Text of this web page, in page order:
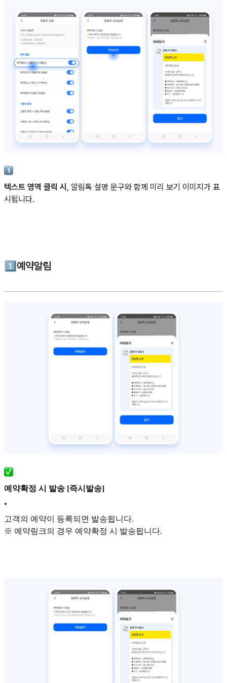
텍스트 영역 클릭 시
, 알림톡 설명 문구와 함께 미리 보기 이미지가 표
시됩니다.
1️⃣예약알림
예약확정 시 발송 [즉시발송]
•
고객의 예약이 등록되면 발송됩니다.
※ 예약링크의 경우 예약확정 시 발송됩니다.